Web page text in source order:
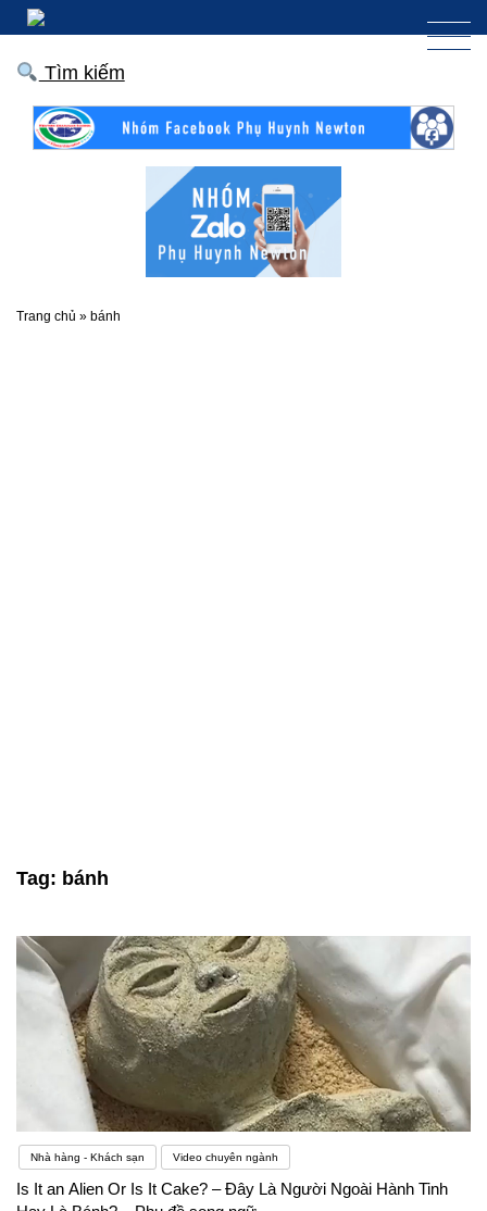
Tìm kiếm
Trang chủ » bánh
Tag: bánh
Nhà hàng - Khách sạn Video chuyên ngành
Is It an Alien Or Is It Cake? – Đây Là Người Ngoài Hành Tinh